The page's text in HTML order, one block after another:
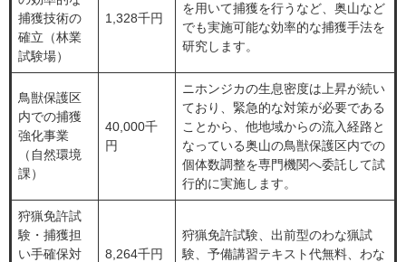
捕獲技術の
確立（林業
試験場）
1,328千円
を用いて捕獲を行うなど、奥山など
でも実施可能な効率的な捕獲手法を
研究します。
鳥獣保護区
内での捕獲
強化事業
（自然環境
課）
40,000千
円
ニホンジカの生息密度は上昇が続い
ており、緊急的な対策が必要である
ことから、他地域からの流入経路と
なっている奥山の鳥獣保護区内での
個体数調整を専門機関へ委託して試
行的に実施します。
狩猟免許試
験・捕獲担
い手確保対
8,264千円
狩猟免許試験、出前型のわな猟試
験、予備講習テキスト代無料、わな